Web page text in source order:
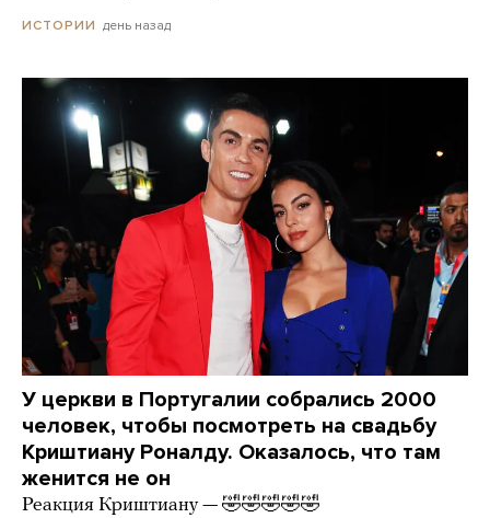
ИСТОРИИ день назад
У церкви в Португалии собрались 2000
человек, чтобы посмотреть на свадьбу
Криштиану Роналду. Оказалось, что там
женится не он
Реакция Криштиану — 🤣🤣🤣🤣🤣